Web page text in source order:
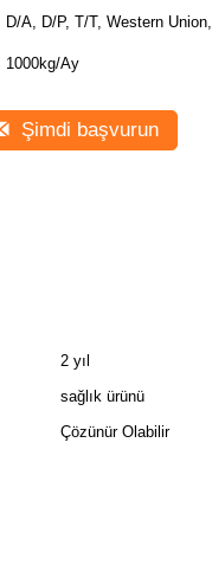
D/A, D/P, T/T, Western Union,
1000kg/Ay
Şimdi başvurun
2 yıl
sağlık ürünü
Çözünür Olabilir